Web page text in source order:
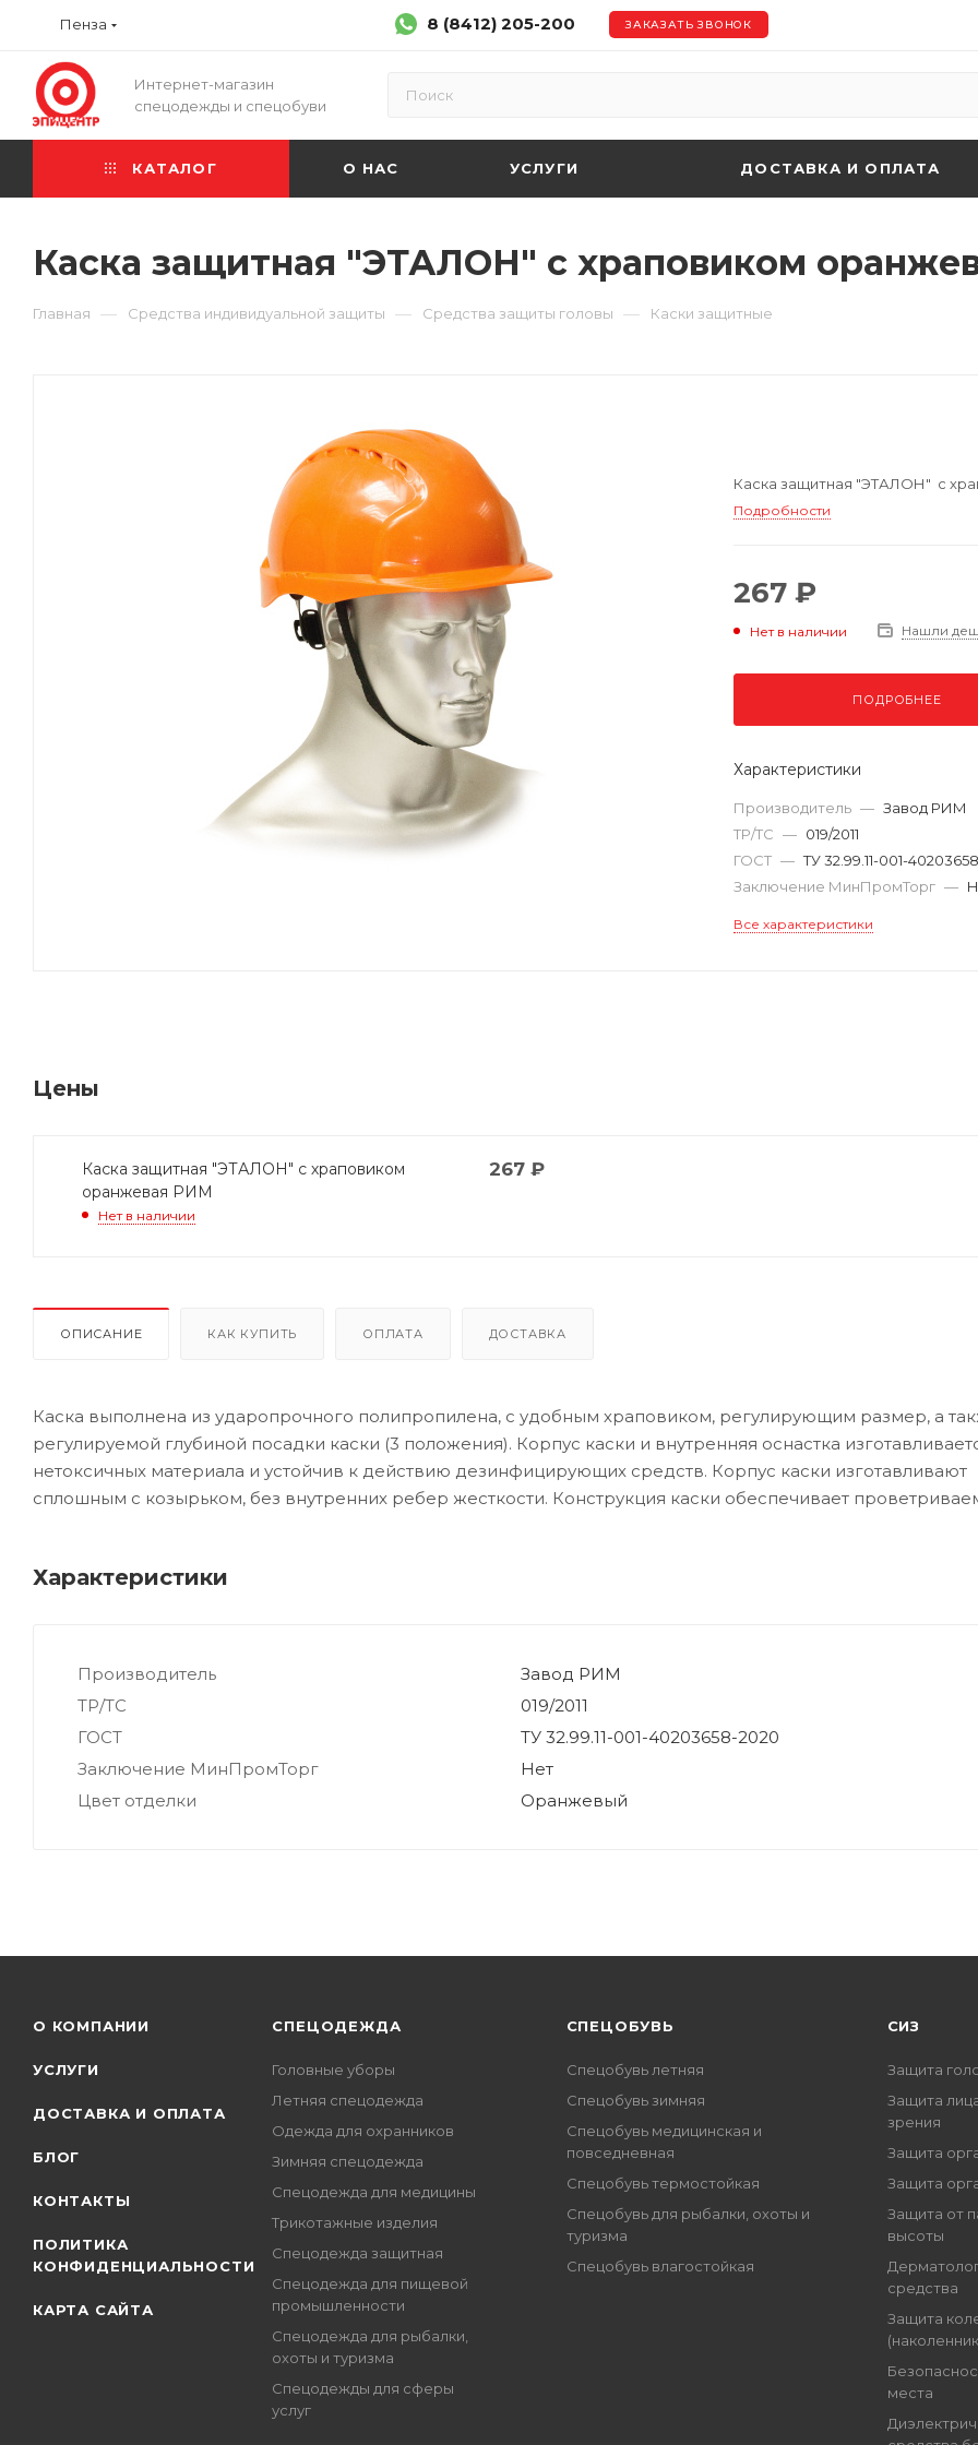
Пенза 8 (8412) 205-200 ЗАКАЗАТЬ ЗВОНОК
Интернет-магазин
спецодежды и спецобуви
КАТАЛОГ О НАС УСЛУГИ ДОСТАВКА И ОПЛАТА
Каска защитная "ЭТАЛОН" с храповиком
Главная — Средства индивидуальной защиты — Средства защиты головы — Каски защитные
Каска защитная "ЭТАЛОН" с
Подробности
267 ₽
Нет в наличии Нашли
ПОДРОБНЕЕ
Характеристики
Производитель — Завод РИМ
ТР/ТС — 019/2011
ГОСТ — ТУ 32.99.11-001-
Заключение МинПромТорг —
Все характеристики
Цены
Каска защитная "ЭТАЛОН" с храповиком
оранжевая РИМ
Нет в наличии
267₽
ОПИСАНИЕ КАК КУПИТЬ ОПЛАТА ДОСТАВКА
Каска выполнена из ударопрочного полипропилена, с удобным храповиком, регулирующим размер, а
регулируемой глубиной посадки каски (3 положения). Корпус каски и внутренняя оснастка
нетоксичных материала и устойчив к действию дезинфицирующих средств. Корпус каски изготавливают
сплошным с козырьком, без внутренних ребер жесткости. Конструкция каски обеспечивает
Характеристики
Производитель
Завод РИМ
ТР/ТС
019/2011
ГОСТ
ТУ 32.99.11-001-40203658-2020
Заключение МинПромТорг
Нет
Цвет отделки
Оранжевый
О КОМПАНИИ
УСЛУГИ
ДОСТАВКА И ОПЛАТА
БЛОГ
КОНТАКТЫ
ПОЛИТИКА
КОНФИДЕНЦИАЛЬНОСТИ
КАРТА САЙТА
СПЕЦОДЕЖДА
Головные уборы
Летняя спецодежда
Одежда для охранников
Зимняя спецодежда
Спецодежда для медицины
Трикотажные изделия
Спецодежда защитная
Спецодежда для пищевой
промышленности
Спецодежда для рыбалки,
охоты и туризма
Спецодежды для сферы
услуг
CПЕЦОБУВЬ
Спецобувь летняя
Спецобувь зимняя
Спецобувь медицинская и
повседневная
Спецобувь термостойкая
Спецобувь для рыбалки, охоты и
туризма
Спецобувь влагостойкая
СИЗ
Защита
Защита
зрения
Защита
Защита
Защита от
высоты
средства
Защита
места